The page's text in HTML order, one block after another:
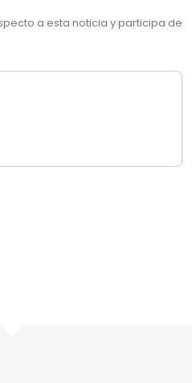
a esta noticia y participa de